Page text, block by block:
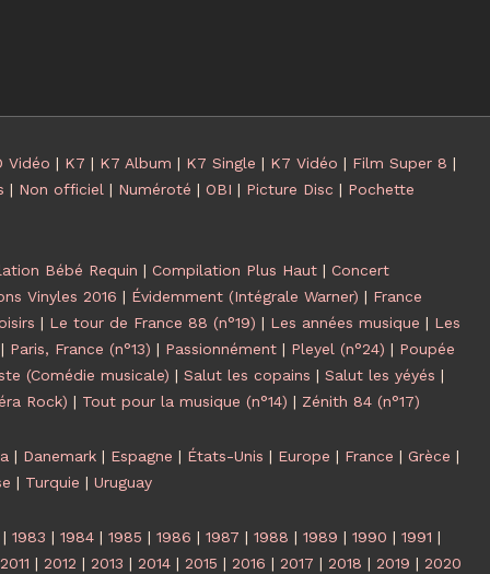
Vidéo | K7 | K7 Album | K7 Single | K7 Vidéo | Film Super 8 |
| Non officiel | Numéroté | OBI | Picture Disc | Pochette
Bébé Requin | Compilation Plus Haut | Concert
Vinyles 2016 | Évidemment (Intégrale Warner) | France
| Le tour de France 88 (n°19) | Les années musique | Les
| Paris, France (n°13) | Passionnément | Pleyel (n°24) | Poupée
(Comédie musicale) | Salut les copains | Salut les yéyés |
Rock) | Tout pour la musique (n°14) | Zénith 84 (n°17)
| Danemark | Espagne | États-Unis | Europe | France | Grèce |
| Turquie | Uruguay
| 1983 | 1984 | 1985 | 1986 | 1987 | 1988 | 1989 | 1990 | 1991 |
2011 | 2012 | 2013 | 2014 | 2015 | 2016 | 2017 | 2018 | 2019 | 2020